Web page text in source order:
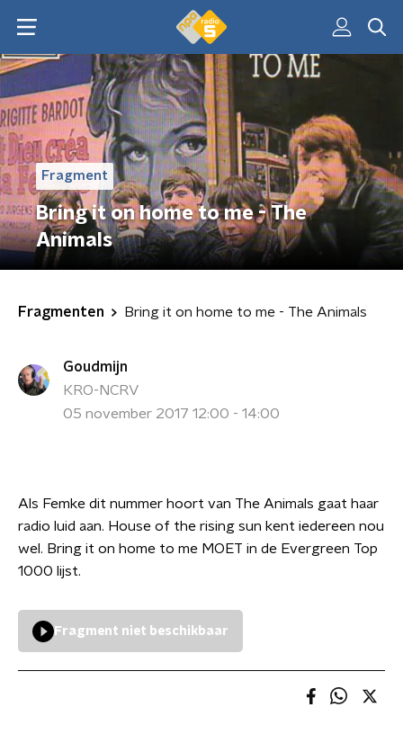
Fragment
Bring it on home to me - The
Animals
Fragmenten Bring it on home to me - The Animals
Goudmijn
KRO-NCRV
05 november 2017 12:00 - 14:00
Als Femke dit nummer hoort van The Animals gaat haar
radio luid aan. House of the rising sun kent iedereen nou
wel. Bring it on home to me MOET in de Evergreen Top
1000 lijst.
Fragment niet beschikbaar